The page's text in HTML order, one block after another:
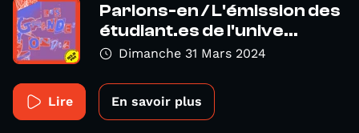
Parlons-en / L'émission des
étudiant.es de l'unive...
Dimanche 31 Mars 2024
Lire En savoir plus